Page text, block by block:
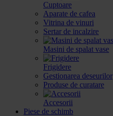
Cuptoare
Aparate de cafea
Vitrina de vinuri
Sertar de incalzire
Masini de spalat vase
Frigidere
Gestionarea deseurilor
Produse de curatare
Accesorii
Piese de schimb